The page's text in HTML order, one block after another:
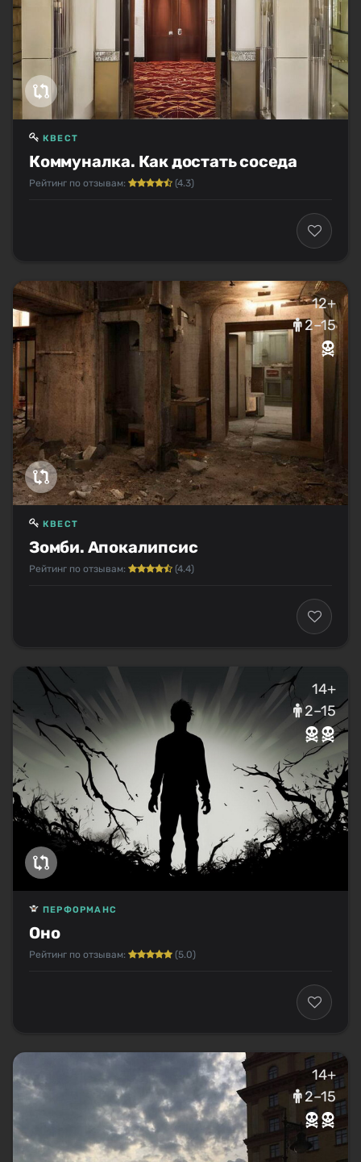
Коммуналка. Как достать соседа
КВЕСТ
Рейтинг по отзывам: (4.3)
12+
2–15
Зомби. Апокалипсис
КВЕСТ
Рейтинг по отзывам: (4.4)
14+
2–15
Оно
ПЕРФОРМАНС
Рейтинг по отзывам: (5.0)
14+
2–15